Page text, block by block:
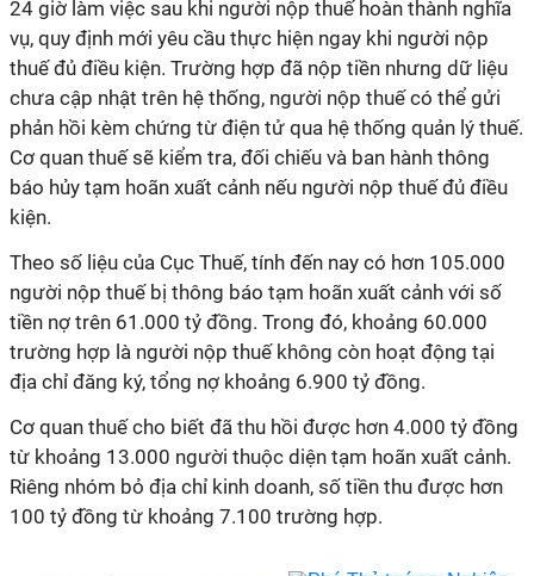
24 giờ làm việc sau khi người nộp thuế hoàn thành nghĩa
vụ, quy định mới yêu cầu thực hiện ngay khi người nộp
thuế đủ điều kiện. Trường hợp đã nộp tiền nhưng dữ liệu
chưa cập nhật trên hệ thống, người nộp thuế có thể gửi
phản hồi kèm chứng từ điện tử qua hệ thống quản lý thuế.
Cơ quan thuế sẽ kiểm tra, đối chiếu và ban hành thông
báo hủy tạm hoãn xuất cảnh nếu người nộp thuế đủ điều
kiện.
Theo số liệu của Cục Thuế, tính đến nay có hơn 105.000
người nộp thuế bị thông báo tạm hoãn xuất cảnh với số
tiền nợ trên 61.000 tỷ đồng. Trong đó, khoảng 60.000
trường hợp là người nộp thuế không còn hoạt động tại
địa chỉ đăng ký, tổng nợ khoảng 6.900 tỷ đồng.
Cơ quan thuế cho biết đã thu hồi được hơn 4.000 tỷ đồng
từ khoảng 13.000 người thuộc diện tạm hoãn xuất cảnh.
Riêng nhóm bỏ địa chỉ kinh doanh, số tiền thu được hơn
100 tỷ đồng từ khoảng 7.100 trường hợp.